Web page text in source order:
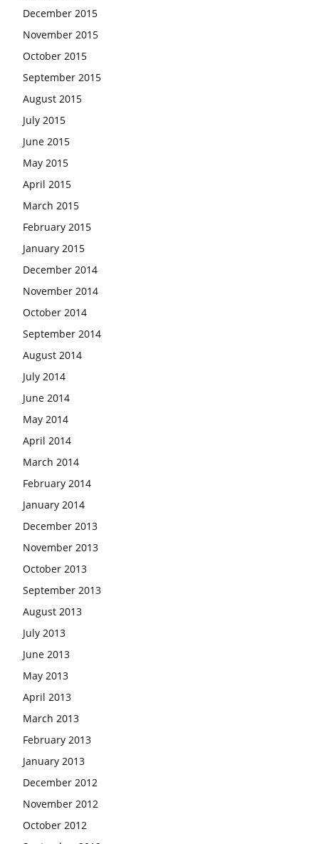
December 2015
November 2015
October 2015
September 2015
August 2015
July 2015
June 2015
May 2015
April 2015
March 2015
February 2015
January 2015
December 2014
November 2014
October 2014
September 2014
August 2014
July 2014
June 2014
May 2014
April 2014
March 2014
February 2014
January 2014
December 2013
November 2013
October 2013
September 2013
August 2013
July 2013
June 2013
May 2013
April 2013
March 2013
February 2013
January 2013
December 2012
November 2012
October 2012